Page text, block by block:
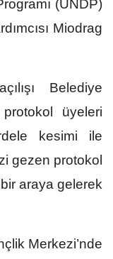
(UNDP)
Miodrag
Belediye
üyeleri
kesimi ile
gezen protokol
araya gelerek
Merkezi’nde